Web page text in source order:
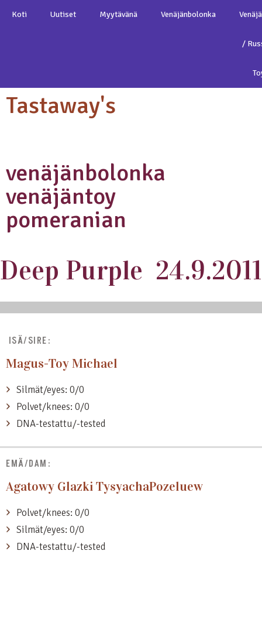
Koti Uutiset Myytävänä Venäjänbolonka
/
Tastaway's
venäjänbolonka
venäjäntoy
pomeranian
Deep Purple 24.9.2011
ISÄ/SIRE:
Magus-Toy Michael
Silmät/eyes: 0/0
Polvet/knees: 0/0
DNA-testattu/-tested
EMÄ/DAM:
Agatowy Glazki TysyachaPozeluew
Polvet/knees: 0/0
Silmät/eyes: 0/0
DNA-testattu/-tested